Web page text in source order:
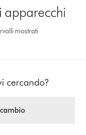
apparecchi
mostrati
cercando?